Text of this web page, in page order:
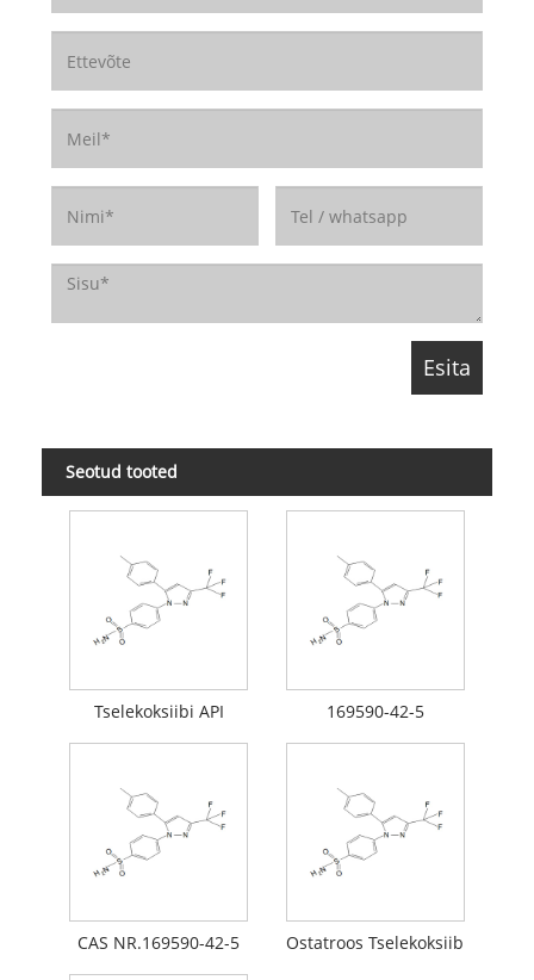
Seotud tooted
Tselekoksiibi API 169590-42-5
CAS NR.169590-42-5 Ostatroos Tselekoksiib